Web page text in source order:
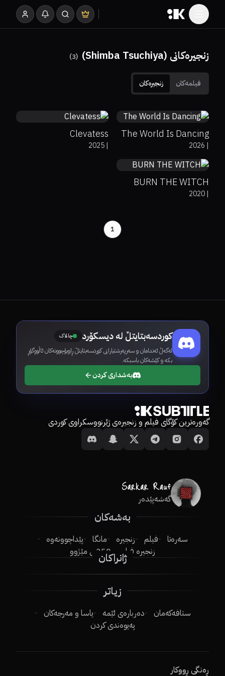
زنجیرەکانی (Shimba Tsuchiya) (
3
)
فیلمەکان زنجیرەکان 0%
0%
The World Is Dancing
|
2026
Clevatess
|
2025
BURN THE WITCH
|
2020
1
کوردسەبتایتڵ لە دیسکۆرد چالاک
لەگەڵ ئەندامان و سەرپەرشتیارانی کوردسەبتایتڵ ڕاوبۆچوونەکان ئاڵووگۆڕ
بکە و کێشەکان باسبکە.
بەشداری کردن
گەورەترین کۆگای فیلم و زنجیرەی ژێرنووسکراوی کوردی
گەشەپێدەر
بەشەکان
سەرەتا فیلم زنجیرە مانگا
پێداچوونەوە
زنجیرە فیلم
250ـی مێژوو
ژانراکان
زیاتر
ستافەکەمان دەربارەی ئێمە
یاسا و مەرجەکان
پەیوەندی کردن
ڕەنگی ڕووکار